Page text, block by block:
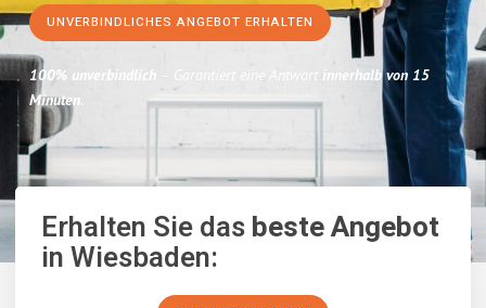
UNVERBINDLICHES ANGEBOT ERHALTEN
100% unverbindlich – Garantiert eine Antwort innerhalb von 15
Minuten.
Erhalten Sie dasbeste Angebot
in Wiesbaden: